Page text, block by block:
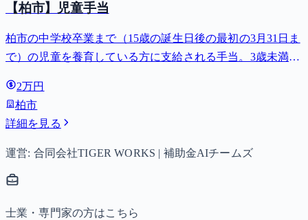
【柏市】児童手当
柏市の中学校卒業まで（15歳の誕生日後の最初の3月31日ま
で）の児童を養育している方に支給される手当。3歳未満は
以降は15,000円）、中学生は月額10,000円。
2万円
柏市
詳細を見る
運営: 合同会社TIGER WORKS | 補助金AIチームズ
士業・専門家の方はこちら